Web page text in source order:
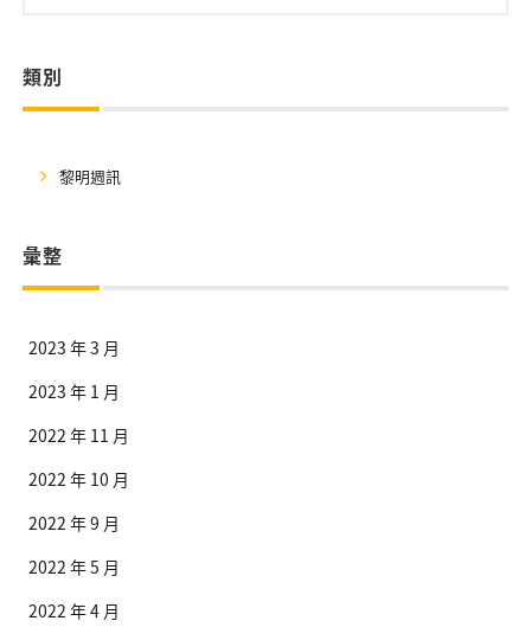
類別
黎明週訊
彙整
2023 年 3 月
2023 年 1 月
2022 年 11 月
2022 年 10 月
2022 年 9 月
2022 年 5 月
2022 年 4 月